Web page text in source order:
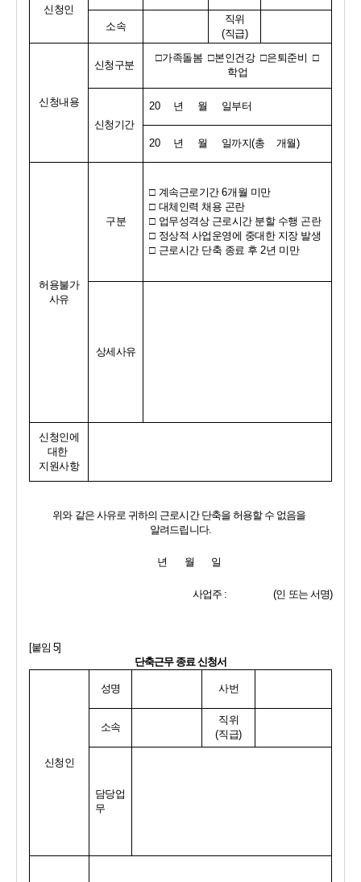
신청인
소속
직위
(직급)
신청내용
신청구분
□가족돌봄 □본인건강 □은퇴준비 □
학업
신청기간
20 년     월     일부터
20 년     월     일까지(총    개월)
허용불가
사유
구분
□ 계속근로기간 6개월 미만
□ 대체인력 채용 곤란
□ 업무성격상 근로시간 분할 수행 곤란
□ 정상적 사업운영에 중대한 지장 발생
□ 근로시간 단축 종료 후 2년 미만
상세사유
신청인에
대한
지원사항
위와 같은 사유로 귀하의 근로시간 단축을 허용할 수 없음을
알려드립니다.
년       월       일
사업주 :                   (인 또는 서명)
[붙임 5]
단축근무 종료 신청서
신청인
성명 사번
소속
직위
(직급)
담당업
무